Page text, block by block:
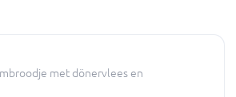
met dönervlees en